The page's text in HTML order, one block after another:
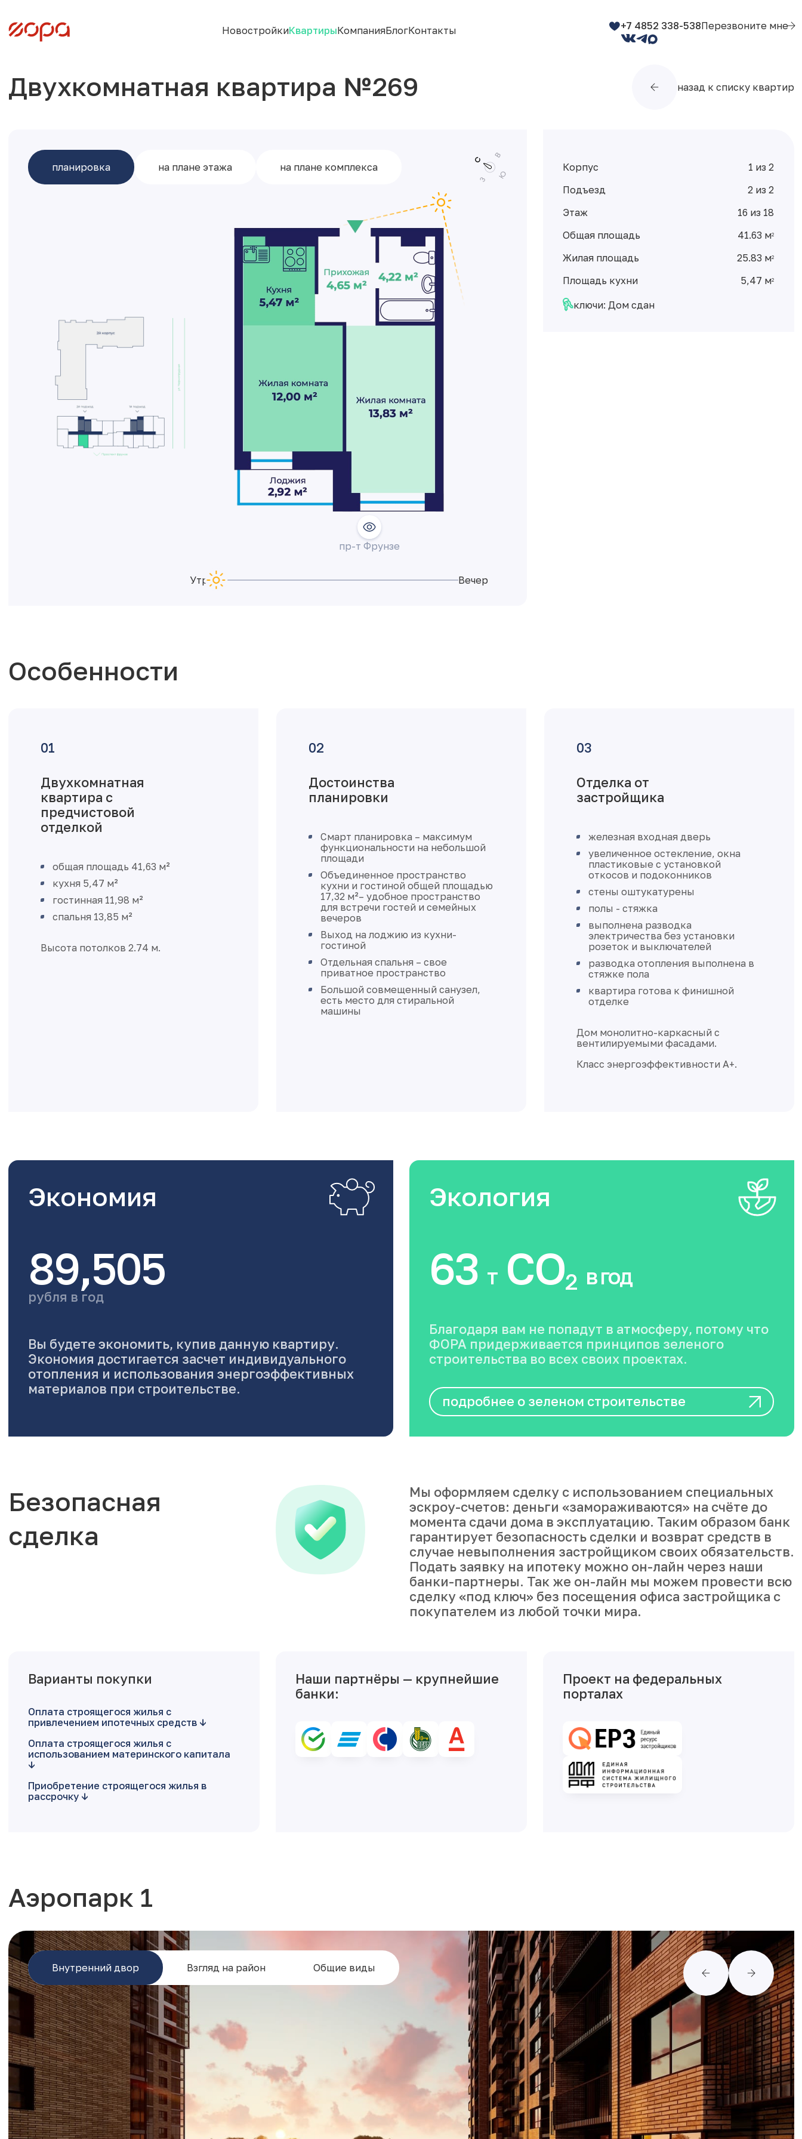
НовостройкиКвартирыКомпанияБлогКонтакты +7 4852 338-538Перезвоните мне
Двухкомнатная квартира №269 назад к списку квартир
планировка на плане этажа на плане комплекса
пр-т Фрунзе
Утро Вечер
Корпус
1 из 2
Подъезд
2 из 2
Этаж
16 из 18
Общая площадь
41.63 м2
Жилая площадь 25.83 м2
Площадь кухни 5,47 м2
ключи: Дом сдан
Особенности
Двухкомнатная
квартира с
предчистовой
отделкой
общая площадь 41,63 м²
кухня 5,47 м²
гостинная 11,98 м²
спальня 13,85 м²
Высота потолков 2.74 м.
Достоинства
планировки
Смарт планировка – максимум
функциональности на небольшой
площади
Объединенное пространство
кухни и гостиной общей площадью
17,32 м²– удобное пространство
для встречи гостей и семейных
вечеров
Выход на лоджию из кухни-
гостиной
Отдельная спальня – свое
приватное пространство
Большой совмещенный санузел,
есть место для стиральной
машины
Отделка от
застройщика
железная входная дверь
увеличенное остекление, окна
пластиковые с установкой
откосов и подоконников
стены оштукатурены
полы - стяжка
выполнена разводка
электричества без установки
розеток и выключателей
разводка отопления выполнена в
стяжке пола
квартира готова к финишной
отделке
Дом монолитно-каркасный с
вентилируемыми фасадами.
Класс энергоэффективности А+.
Экономия
89,505
рубля в год
Вы будете экономить, купив данную квартиру.
Экономия достигается засчет индивидуального
отопления и использования энергоэффективных
материалов при строительстве.
Экология
63 тCO2 в год
Благодаря вам не попадут в атмосферу, потому что
ФОРА придерживается принципов зеленого
строительства во всех своих проектах.
подробнее о зеленом строительстве
Безопасная
сделка
Мы оформляем сделку с использованием специальных
эскроу-счетов: деньги «замораживаются» на счёте до
момента сдачи дома в эксплуатацию. Таким образом банк
гарантирует безопасность сделки и возврат средств в
случае невыполнения застройщиком своих обязательств.
Подать заявку на ипотеку можно он-лайн через наши
банки-партнеры. Так же он-лайн мы можем провести всю
сделку «под ключ» без посещения офиса застройщика с
покупателем из любой точки мира.
Варианты покупки
Оплата строящегося жилья с
привлечением ипотечных средств
Оплата строящегося жилья с
использованием материнского капитала
Приобретение строящегося жилья в
рассрочку
Наши партнёры — крупнейшие
банки:
Проект на федеральных
порталах
Аэропарк 1
Внутренний двор Взгляд на район Общие виды